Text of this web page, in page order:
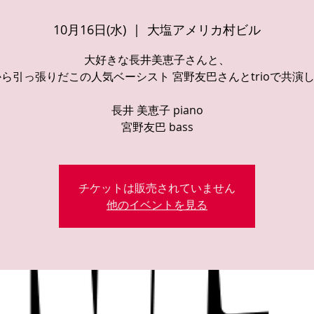
10月16日(水)
  |
大塩アメリカ村ビル
大好きな長井美恵子さんと、
引っ張りだこの人気ベーシスト 宮野友巴さんとtrioで共演
長井 美恵子 piano
宮野友巴 bass
チケットは販売されていません
他のイベントを見る